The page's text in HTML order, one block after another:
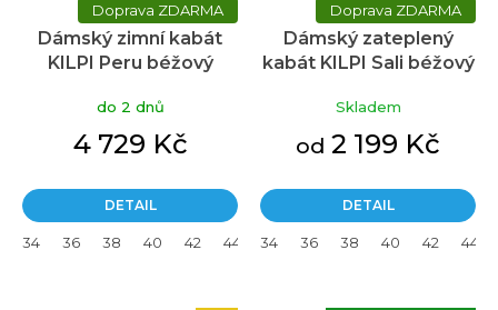
ZDARMA
Dámský zimní kabát
KILPI Peru béžový
do 2 dnů
4 729 Kč
DETAIL
34 36 38 40 42 44 46
ZDARMA
Dámský zateplený
kabát KILPI Sali béžový
Skladem
od 2 199 Kč
DETAIL
34 36 38 40 42 44